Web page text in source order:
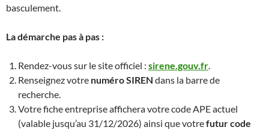
basculement.
La démarche pas à pas :
Rendez-vous sur le site officiel : sirene.gouv.fr.
Renseignez votre numéro SIREN dans la barre de
recherche.
Votre fiche entreprise affichera votre code APE actuel
(valable jusqu’au 31/12/2026) ainsi que votrefutur code